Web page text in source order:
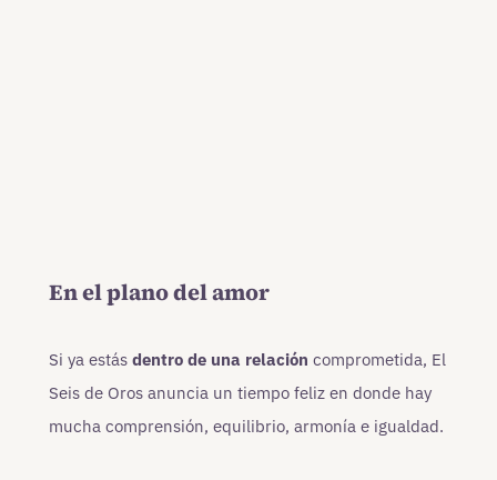
En el plano del amor
Si ya estás dentro de una relación comprometida, El
Seis de Oros anuncia un tiempo feliz en donde hay
mucha comprensión, equilibrio, armonía e igualdad.